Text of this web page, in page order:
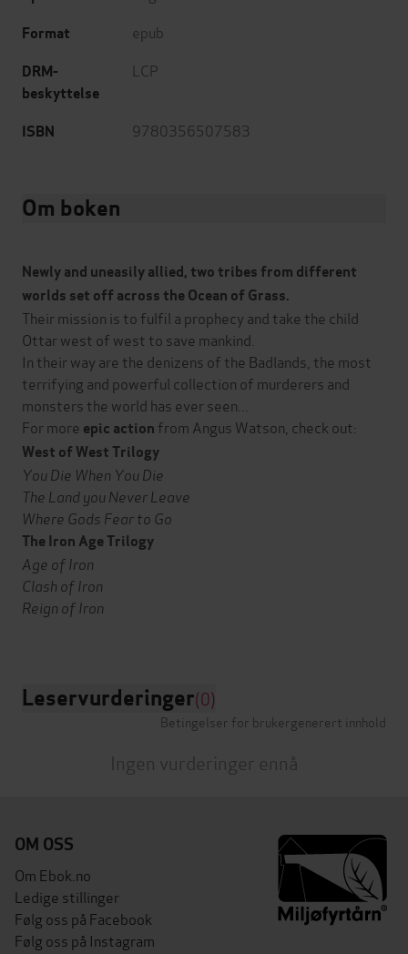
Format epub
DRM-
beskyttelse
LCP
ISBN 9780356507583
Om boken
Newly and uneasily allied, two tribes from different
worlds set off across the Ocean of Grass.
Their mission is to fulfil a prophecy and take the child
Ottar west of west to save mankind.
In their way are the denizens of the Badlands, the most
terrifying and powerful collection of murderers and
monsters the world has ever seen...
For more epic action from Angus Watson, check out:
West of West Trilogy
You Die When You Die
The Land you Never Leave
Where Gods Fear to Go
The Iron Age Trilogy
Age of Iron
Clash of Iron
Reign of Iron
Leservurderinger(0)
Betingelser for brukergenerert innhold
Ingen vurderinger ennå
OM OSS
Om Ebok.no
Ledige stillinger
Følg oss på Facebook
Følg oss på Instagram